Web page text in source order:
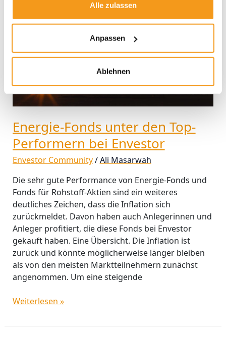
Alle zulassen
Anpassen
Ablehnen
Energie-Fonds unter den Top-
Performern bei Envestor
Envestor Community/Ali Masarwah
Die sehr gute Performance von Energie-Fonds und
Fonds für Rohstoff-Aktien sind ein weiteres
deutliches Zeichen, dass die Inflation sich
zurückmeldet. Davon haben auch Anlegerinnen und
Anleger profitiert, die diese Fonds bei Envestor
gekauft haben. Eine Übersicht. Die Inflation ist
zurück und könnte möglicherweise länger bleiben
als von den meisten Marktteilnehmern zunächst
angenommen. Um eine steigende
Top-
bei
Weiterlesen »